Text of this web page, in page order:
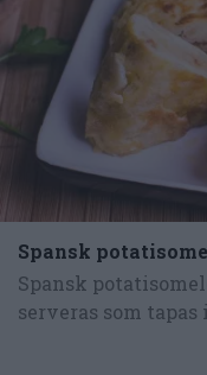
Spansk
Spansk
serveras som